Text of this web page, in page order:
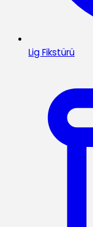
Lig Fikstürü